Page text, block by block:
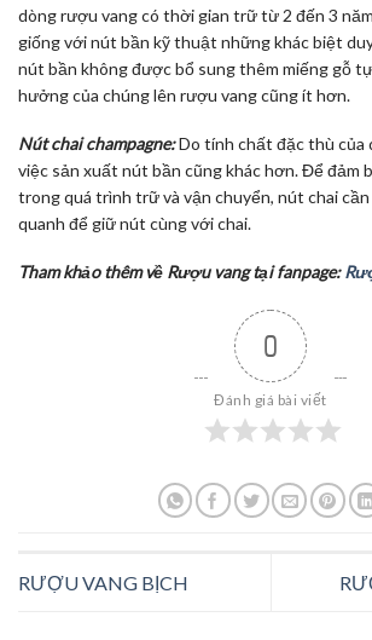
dòng rượu vang có thời gian trữ từ 2 đến 3
giống với nút bần kỹ thuật những khác biệt
nút bần không được bổ sung thêm miếng gỗ
hưởng của chúng lên rượu vang cũng ít hơn.
Nút chai champagne:Do tính chất đặc thù của
việc sản xuất nút bần cũng khác hơn. Để đảm
trong quá trình trữ và vận chuyển, nút chai cần
quanh để giữ nút cùng với chai.
Tham khảo thêm về Rượu vang tại fanpage:
0
Đánh giá bài viết
RƯỢU VANG BỊCH